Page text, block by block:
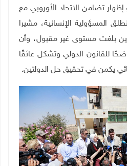
تضامن الاتحاد الأوروبي مع
المسؤولية الإنسانية، مشيرا
بلغت مستوى غير مقبول، وأن
للقانون الدولي وتشكل عائقًا
يكمن في تحقيق حل الدولتين.